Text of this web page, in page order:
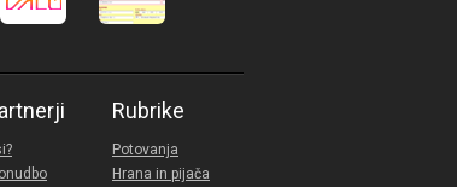
Rubrike
Potovanja
Hrana in pijača